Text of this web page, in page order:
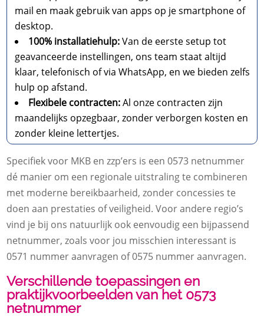
mail en maak gebruik van apps op je smartphone of
desktop.
100% installatiehulp:Van de eerste setup tot
geavanceerde instellingen, ons team staat altijd
klaar, telefonisch of via WhatsApp, en we bieden zelfs
hulp op afstand.
Flexibele contracten:Al onze contracten zijn
maandelijks opzegbaar, zonder verborgen kosten en
zonder kleine lettertjes.
Specifiek voor MKB en zzp’ers is een 0573 netnummer
dé manier om een regionale uitstraling te combineren
met moderne bereikbaarheid, zonder concessies te
doen aan prestaties of veiligheid. Voor andere regio’s
vind je bij ons natuurlijk ook eenvoudig een bijpassend
netnummer, zoals voor jou misschien interessant is
0571 nummer aanvragen of 0575 nummer aanvragen.
Verschillende toepassingen en
praktijkvoorbeelden van het 0573
netnummer